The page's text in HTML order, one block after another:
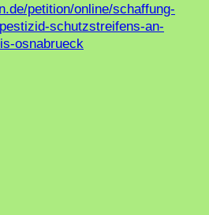
petition/online/schaffung-
schutzstreifens-an-
osnabrueck